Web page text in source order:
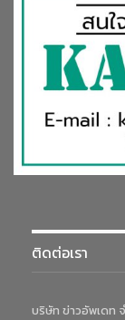
ติดต่อเรา
บริษัท ข่าวอัพเดท